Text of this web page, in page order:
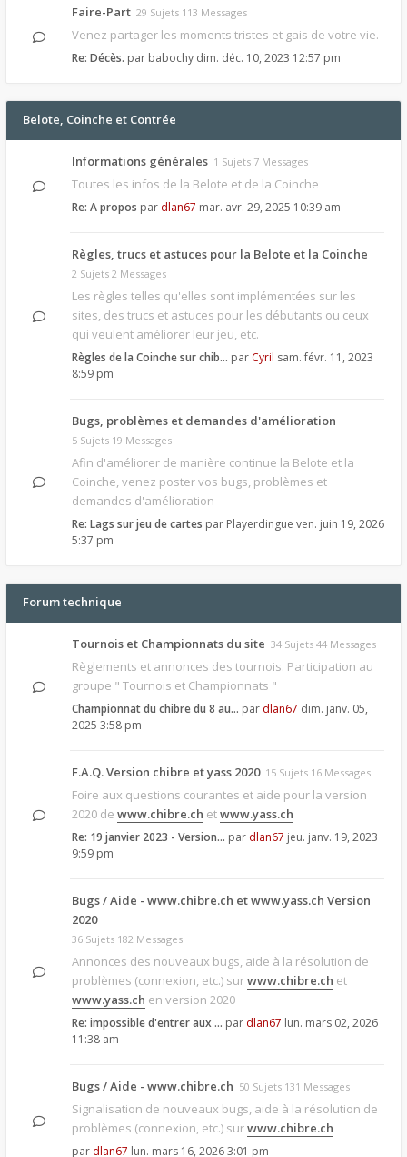
Faire-Part 29 Sujets 113 Messages
Venez partager les moments tristes et gais de votre vie.
Re: Décès. par babochy dim. déc. 10, 2023 12:57 pm
Belote, Coinche et Contrée
Informations générales 1 Sujets 7 Messages
Toutes les infos de la Belote et de la Coinche
Re: A propos par dlan67 mar. avr. 29, 2025 10:39 am
Règles, trucs et astuces pour la Belote et la Coinche
2 Sujets 2 Messages
Les règles telles qu'elles sont implémentées sur les
sites, des trucs et astuces pour les débutants ou ceux
qui veulent améliorer leur jeu, etc.
Règles de la Coinche sur chib… par Cyril sam. févr. 11, 2023
8:59 pm
Bugs, problèmes et demandes d'amélioration
5 Sujets 19 Messages
Afin d'améliorer de manière continue la Belote et la
Coinche, venez poster vos bugs, problèmes et
demandes d'amélioration
Re: Lags sur jeu de cartes par Playerdingue ven. juin 19, 2026
5:37 pm
Forum technique
Tournois et Championnats du site 34 Sujets 44 Messages
Règlements et annonces des tournois. Participation au
groupe " Tournois et Championnats "
Championnat du chibre du 8 au… par dlan67 dim. janv. 05,
2025 3:58 pm
F.A.Q. Version chibre et yass 2020 15 Sujets 16 Messages
Foire aux questions courantes et aide pour la version
2020 de www.chibre.ch etwww.yass.ch
Re: 19 janvier 2023 - Version… par dlan67 jeu. janv. 19, 2023
9:59 pm
Bugs / Aide - www.chibre.ch et www.yass.ch Version
2020
36 Sujets 182 Messages
Annonces des nouveaux bugs, aide à la résolution de
problèmes (connexion, etc.) surwww.chibre.ch et
www.yass.ch en version 2020
Re: impossible d'entrer aux … par dlan67 lun. mars 02, 2026
11:38 am
Bugs / Aide - www.chibre.ch 50 Sujets 131 Messages
Signalisation de nouveaux bugs, aide à la résolution de
problèmes (connexion, etc.) surwww.chibre.ch
par dlan67 lun. mars 16, 2026 3:01 pm